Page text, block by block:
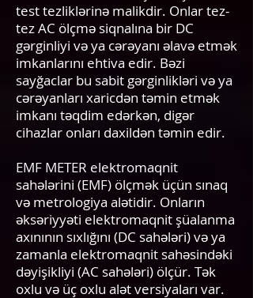
test tezliklərinə malikdir. Onlar tez-
tez AC ölçmə siqnalına bir DC
gərginliyi və ya cərəyanı əlavə etmək
imkanlarını ehtiva edir. Bəzi
sayğaclar bu sabit gərginlikləri və ya
cərəyanları xaricdən təmin etmək
imkanı təqdim edərkən, digər
cihazlar onları daxildən təmin edir.
EMF METER elektromaqnit
sahələrini (EMF) ölçmək üçün sınaq
və metrologiya alətidir. Onların
əksəriyyəti elektromaqnit şüalanma
axınının sıxlığını (DC sahələri) və ya
zamanla elektromaqnit sahəsindəki
dəyişikliyi (AC sahələri) ölçür. Tək
oxlu və üç oxlu alət versiyaları var.